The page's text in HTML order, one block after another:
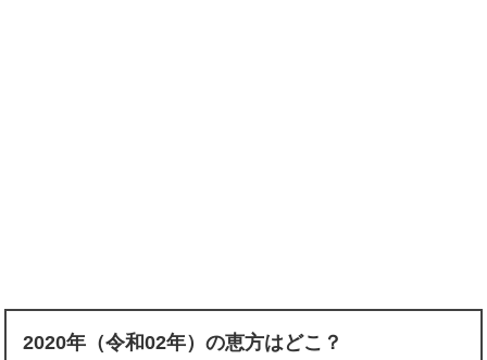
2020年（令和02年）の恵方はどこ？